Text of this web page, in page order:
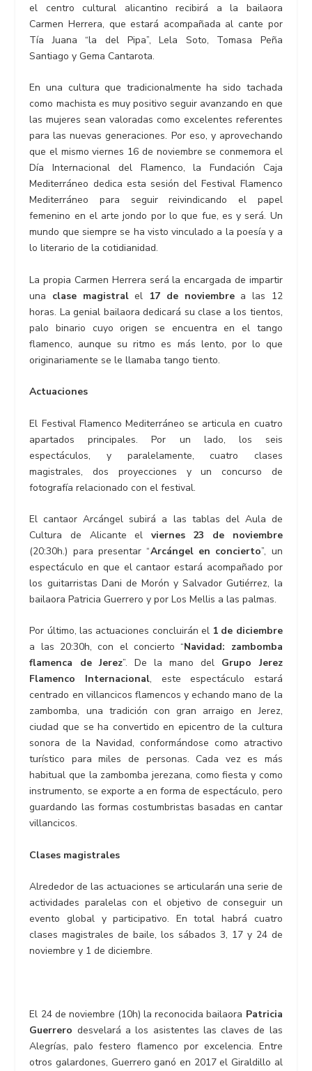
el centro cultural alicantino recibirá a la bailaora
Carmen Herrera, que estará acompañada al cante por
Tía Juana “la del Pipa”, Lela Soto, Tomasa Peña
Santiago y Gema Cantarota.
En una cultura que tradicionalmente ha sido tachada
como machista es muy positivo seguir avanzando en que
las mujeres sean valoradas como excelentes referentes
para las nuevas generaciones. Por eso, y aprovechando
que el mismo viernes 16 de noviembre se conmemora el
Día Internacional del Flamenco, la Fundación Caja
Mediterráneo dedica esta sesión del Festival Flamenco
Mediterráneo para seguir reivindicando el papel
femenino en el arte jondo por lo que fue, es y será. Un
mundo que siempre se ha visto vinculado a la poesía y a
lo literario de la cotidianidad.
La propia Carmen Herrera será la encargada de impartir
una clase magistralel 17 de noviembrea las 12
horas. La genial bailaora dedicará su clase a los tientos,
palo binario cuyo origen se encuentra en el tango
flamenco, aunque su ritmo es más lento, por lo que
originariamente se le llamaba tango tiento.
Actuaciones
El Festival Flamenco Mediterráneo se articula en cuatro
apartados principales. Por un lado, los seis
espectáculos, y paralelamente, cuatro clases
magistrales, dos proyecciones y un concurso de
fotografía relacionado con el festival.
El cantaor Arcángel subirá a las tablas del Aula de
Cultura de Alicante el viernes 23 de noviembre
(20:30h.) para presentar “Arcángel en concierto”, un
espectáculo en que el cantaor estará acompañado por
los guitarristas Dani de Morón y Salvador Gutiérrez, la
bailaora Patricia Guerrero y por Los Mellis a las palmas.
Por último, las actuaciones concluirán el 1 de diciembre
a las 20:30h, con el concierto “Navidad: zambomba
flamenca de Jerez”. De la mano del Grupo Jerez
Flamenco Internacional, este espectáculo estará
centrado en villancicos flamencos y echando mano de la
zambomba, una tradición con gran arraigo en Jerez,
ciudad que se ha convertido en epicentro de la cultura
sonora de la Navidad, conformándose como atractivo
turístico para miles de personas. Cada vez es más
habitual que la zambomba jerezana, como fiesta y como
instrumento, se exporte a en forma de espectáculo, pero
guardando las formas costumbristas basadas en cantar
villancicos.
Clases magistrales
Alrededor de las actuaciones se articularán una serie de
actividades paralelas con el objetivo de conseguir un
evento global y participativo. En total habrá cuatro
clases magistrales de baile, los sábados 3, 17 y 24 de
noviembre y 1 de diciembre.
El 24 de noviembre (10h) la reconocida bailaora Patricia
Guerrero desvelará a los asistentes las claves de las
Alegrías, palo festero flamenco por excelencia. Entre
otros galardones, Guerrero ganó en 2017 el Giraldillo al